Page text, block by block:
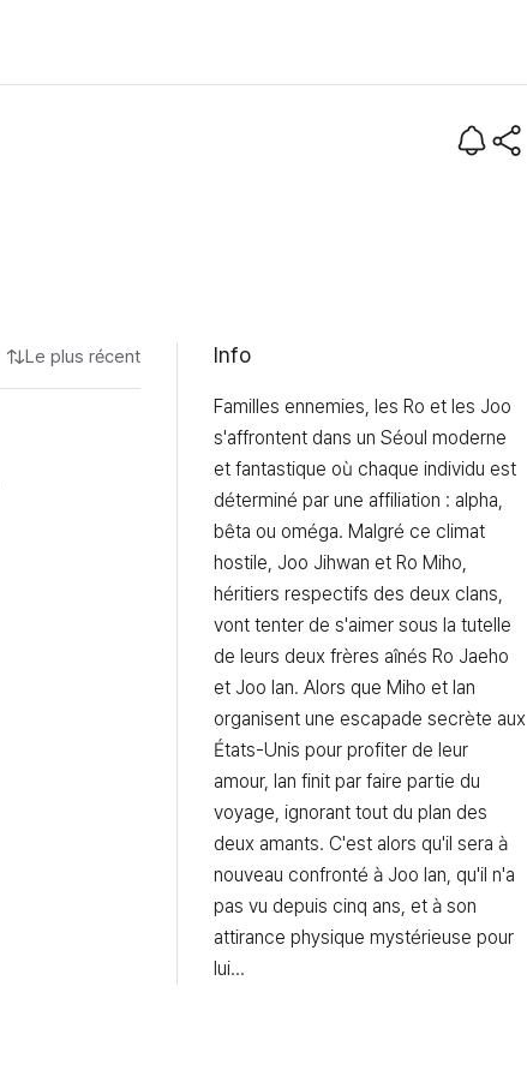
Le plus récent Info
Familles ennemies, les Ro et les Joo
s'affrontent dans un Séoul moderne
et fantastique où chaque individu est
déterminé par une affiliation : alpha,
bêta ou oméga. Malgré ce climat
hostile, Joo Jihwan et Ro Miho,
héritiers respectifs des deux clans,
vont tenter de s'aimer sous la tutelle
de leurs deux frères aînés Ro Jaeho
et Joo Ian. Alors que Miho et Ian
organisent une escapade secrète aux
États-Unis pour profiter de leur
amour, Ian finit par faire partie du
voyage, ignorant tout du plan des
deux amants. C'est alors qu'il sera à
nouveau confronté à Joo Ian, qu'il n'a
pas vu depuis cinq ans, et à son
attirance physique mystérieuse pour
lui...